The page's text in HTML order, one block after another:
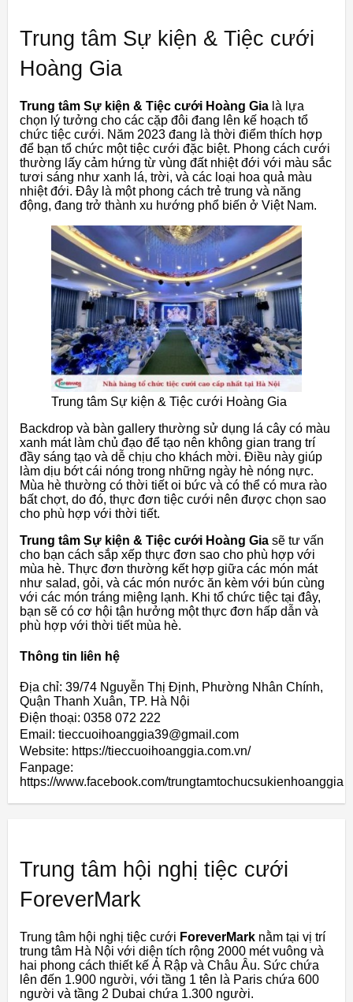
Trung tâm Sự kiện & Tiệc cưới
Hoàng Gia
Trung tâm Sự kiện & Tiệc cưới Hoàng Gia là lựa
chọn lý tưởng cho các cặp đôi đang lên kế hoạch tổ
chức tiệc cưới. Năm 2023 đang là thời điểm thích hợp
để bạn tổ chức một tiệc cưới đặc biệt. Phong cách cưới
thường lấy cảm hứng từ vùng đất nhiệt đới với màu sắc
tươi sáng như xanh lá, trời, và các loại hoa quả màu
nhiệt đới. Đây là một phong cách trẻ trung và năng
động, đang trở thành xu hướng phổ biến ở Việt Nam.
Trung tâm Sự kiện & Tiệc cưới Hoàng Gia
Backdrop và bàn gallery thường sử dụng lá cây có màu
xanh mát làm chủ đạo để tạo nên không gian trang trí
đầy sáng tạo và dễ chịu cho khách mời. Điều này giúp
làm dịu bớt cái nóng trong những ngày hè nóng nực.
Mùa hè thường có thời tiết oi bức và có thể có mưa rào
bất chợt, do đó, thực đơn tiệc cưới nên được chọn sao
cho phù hợp với thời tiết.
Trung tâm Sự kiện & Tiệc cưới Hoàng Gia sẽ tư vấn
cho bạn cách sắp xếp thực đơn sao cho phù hợp với
mùa hè. Thực đơn thường kết hợp giữa các món mát
như salad, gỏi, và các món nước ăn kèm với bún cùng
với các món tráng miệng lạnh. Khi tổ chức tiệc tại đây,
bạn sẽ có cơ hội tận hưởng một thực đơn hấp dẫn và
phù hợp với thời tiết mùa hè.
Thông tin liên hệ
Địa chỉ: 39/74 Nguyễn Thị Định, Phường Nhân Chính,
Quận Thanh Xuân, TP. Hà Nội
Điện thoại: 0358 072 222
Email: tieccuoihoanggia39@gmail.com
Website: https://tieccuoihoanggia.com.vn/
Fanpage:
https://www.facebook.com/trungtamtochucsukienhoanggia
Trung tâm hội nghị tiệc cưới
ForeverMark
Trung tâm hội nghị tiệc cưới ForeverMark nằm tại vị trí
trung tâm Hà Nội với diện tích rộng 2000 mét vuông và
hai phong cách thiết kế Ả Rập và Châu Âu. Sức chứa
lên đến 1.900 người, với tầng 1 tên là Paris chứa 600
người và tầng 2 Dubai chứa 1.300 người.